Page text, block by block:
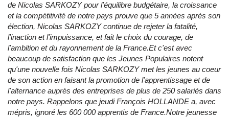
de Nicolas SARKOZY pour l'équilibre budgétaire, la croissance
et la compétitivité de notre pays prouve que 5 années après son
élection, Nicolas SARKOZY continue de rejeter la fatalité,
l'inaction et l'impuissance, et fait le choix du courage, de
l'ambition et du rayonnement de la France.Et c'est avec
beaucoup de satisfaction que les Jeunes Populaires notent
qu'une nouvelle fois Nicolas SARKOZY met les jeunes au coeur
de son action en faisant la promotion de l'apprentissage et de
l'alternance auprès des entreprises de plus de 250 salariés dans
notre pays. Rappelons que jeudi François HOLLANDE a, avec
mépris, ignoré les 600 000 apprentis de France.Notre jeunesse